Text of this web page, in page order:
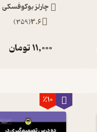
چارلز بوکوفسکی
3.6
(
359
)
11,000تومان
٪10